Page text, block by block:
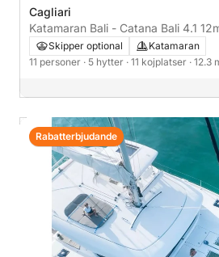
Cagliari
Katamaran Bali - Catana Bali 4.1
Skipper optional
Katamaran
11 personer · 5 hytter · 11 kojplatser · 12.3
Rabatterbjudande